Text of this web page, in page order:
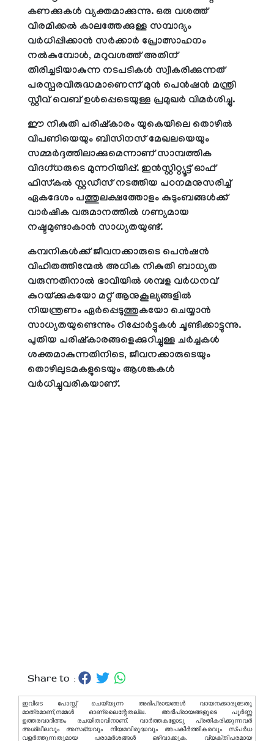
കണക്കുകള്‍ വ്യക്തമാക്കുന്നു. ഒരു വശത്ത്
വിരമിക്കല്‍ കാലത്തേക്കുള്ള സമ്പാദ്യം
വര്‍ധിപ്പിക്കാന്‍ സര്‍ക്കാര്‍ പ്രോത്സാഹനം
നല്‍കുമ്പോള്‍, മറുവശത്ത് അതിന്
തിരിച്ചടിയാകുന്ന നടപടികള്‍ സ്വീകരിക്കുന്നത്
പരസ്പരവിരുദ്ധമാണെന്ന് മുന്‍ പെന്‍ഷന്‍ മന്ത്രി
സ്റ്റീവ് വെബ് ഉള്‍പ്പെടെയുള്ള പ്രമുഖര്‍ വിമര്‍ശിച്ചു.
ഈ നികുതി പരിഷ്‌കാരം യുകെയിലെ തൊഴില്‍
വിപണിയെയും ബിസിനസ് മേഖലയെയും
സമ്മര്‍ദ്ദത്തിലാക്കുമെന്നാണ് സാമ്പത്തിക
വിദഗ്ധരുടെ മുന്നറിയിപ്പ്. ഇന്‍സ്റ്റിറ്റ്യൂട്ട് ഓഫ്
ഫിസ്‌കല്‍ സ്റ്റഡീസ് നടത്തിയ പഠനമനുസരിച്ച്
ഏകദേശം പത്തുലക്ഷത്തോളം കുടുംബങ്ങള്‍ക്ക്
വാര്‍ഷിക വരുമാനത്തില്‍ ഗണ്യമായ
നഷ്ടമുണ്ടാകാന്‍ സാധ്യതയുണ്ട്.
കമ്പനികള്‍ക്ക് ജീവനക്കാരുടെ പെന്‍ഷന്‍
വിഹിതത്തിന്മേല്‍ അധിക നികുതി ബാധ്യത
വരുന്നതിനാല്‍ ഭാവിയില്‍ ശമ്പള വര്‍ധനവ്
കുറയ്ക്കുകയോ മറ്റ് ആനുകൂല്യങ്ങളില്‍
നിയന്ത്രണം ഏര്‍പ്പെടുത്തുകയോ ചെയ്യാന്‍
സാധ്യതയുണ്ടെന്നും റിപ്പോര്‍ട്ടുകള്‍ ചൂണ്ടിക്കാട്ടുന്നു.
പുതിയ പരിഷ്‌കാരങ്ങളെക്കുറിച്ചുള്ള ചര്‍ച്ചകള്‍
ശക്തമാകുന്നതിനിടെ, ജീവനക്കാരുടെയും
തൊഴിലുടമകളുടെയും ആശങ്കകള്‍
വര്‍ധിച്ചുവരികയാണ്.
Share to :
ഇവിടെ പോസ്റ്റ് ചെയ്യുന്ന അഭിപ്രായങ്ങള്‍ വായനക്കാരുടേതു
മാത്രമാണ്,നമ്മൾ ഓണ്ലൈന്റേതല്ല. അഭിപ്രായങ്ങളുടെ പൂർണ്ണ
ഉത്തരവാദിത്തം രചയിതാവിനാണ്. വാര്‍ത്തകളോടു പ്രതികരിക്കുന്നവര്‍
അശ്ലീലവും അസഭ്യവും നിയമവിരുദ്ധവും അപകീര്‍ത്തികരവും സ്പര്‍ധ
വളര്‍ത്തുന്നതുമായ പരാമര്‍ശങ്ങള്‍ ഒഴിവാക്കുക. വ്യക്തിപരമായ